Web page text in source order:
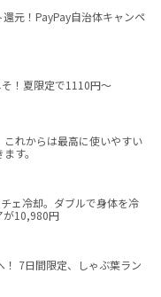
還元！PayPay自治体キャンペ
そ！夏限定で1110円～
れからは最高に使いやすい
す。
ェ冷却。ダブルで身体を冷
が10,980円
！ 7日間限定、しゃぶ葉ラン